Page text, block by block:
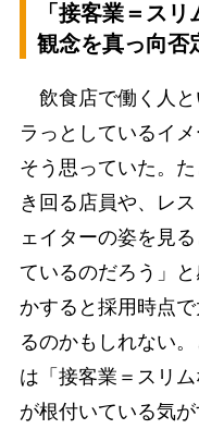
「接客業＝ス
観念を真っ向否
飲食店で働く人と
ラっとしているイ
そう思っていた。
き回る店員や、レ
ェイターの姿を見
ているのだろう」
かすると採用時点
るのかもしれない
は「接客業＝スリ
が根付いている気が